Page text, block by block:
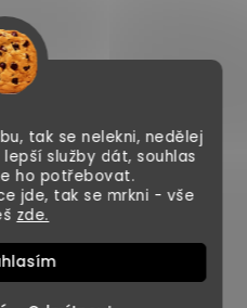
tak se nelekni, nedělej
služby dát, souhlas
ho potřebovat.
jde, tak se mrkni - vše
zde.
vysněnou dekoraci,
přepravce. Ten ti
dárek, neboj se nám